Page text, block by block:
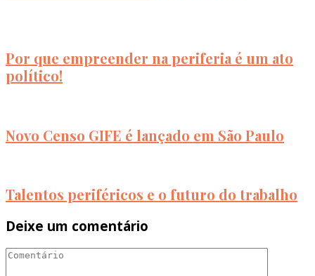
Por que empreender na periferia é um ato
político!
Novo Censo GIFE é lançado em São Paulo
Talentos periféricos e o futuro do trabalho
Deixe um comentário